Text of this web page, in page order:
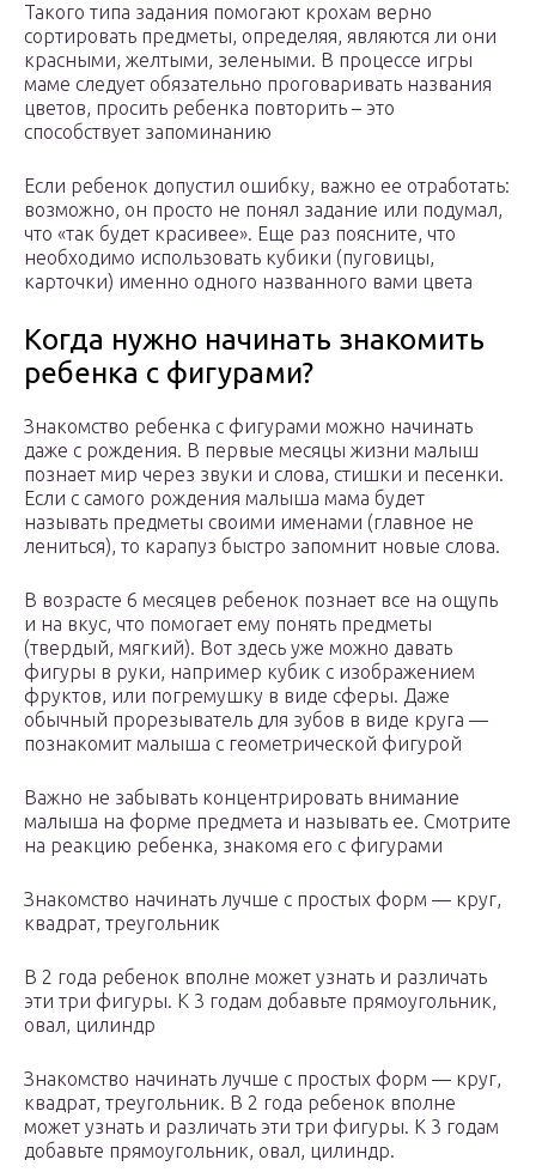
Такого типа задания помогают крохам верно
сортировать предметы, определяя, являются ли они
красными, желтыми, зелеными. В процессе игры
маме следует обязательно проговаривать названия
цветов, просить ребенка повторить – это
способствует запоминанию
Если ребенок допустил ошибку, важно ее отработать:
возможно, он просто не понял задание или подумал,
что «так будет красивее». Еще раз поясните, что
необходимо использовать кубики (пуговицы,
карточки) именно одного названного вами цвета
Когда нужно начинать знакомить
ребенка с фигурами?
Знакомство ребенка с фигурами можно начинать
даже с рождения. В первые месяцы жизни малыш
познает мир через звуки и слова, стишки и песенки.
Если с самого рождения малыша мама будет
называть предметы своими именами (главное не
лениться), то карапуз быстро запомнит новые слова.
В возрасте 6 месяцев ребенок познает все на ощупь
и на вкус, что помогает ему понять предметы
(твердый, мягкий). Вот здесь уже можно давать
фигуры в руки, например кубик с изображением
фруктов, или погремушку в виде сферы. Даже
обычный прорезыватель для зубов в виде круга —
познакомит малыша с геометрической фигурой
Важно не забывать концентрировать внимание
малыша на форме предмета и называть ее. Смотрите
на реакцию ребенка, знакомя его с фигурами
Знакомство начинать лучше с простых форм — круг,
квадрат, треугольник
В 2 года ребенок вполне может узнать и различать
эти три фигуры. К 3 годам добавьте прямоугольник,
овал, цилиндр
Знакомство начинать лучше с простых форм — круг,
квадрат, треугольник. В 2 года ребенок вполне
может узнать и различать эти три фигуры. К 3 годам
добавьте прямоугольник, овал, цилиндр.